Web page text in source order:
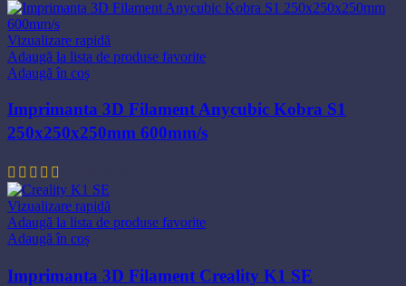
Vizualizare rapidă
Adaugă la lista de produse favorite
Adaugă în coș
Imprimanta 3D Filament Anycubic Kobra S1
250x250x250mm 600mm/s
Vizualizare rapidă
Adaugă la lista de produse favorite
Adaugă în coș
Imprimanta 3D Filament Creality K1 SE